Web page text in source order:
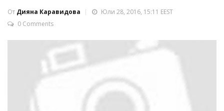
От Дияна Каравидова
Юли 28, 2016, 15:11 EEST
0 Comments